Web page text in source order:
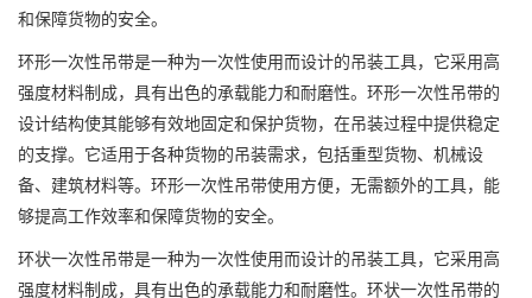
和保障货物的安全。
环形一次性吊带是一种为一次性使用而设计的吊装工具，它采用高
强度材料制成，具有出色的承载能力和耐磨性。环形一次性吊带的
设计结构使其能够有效地固定和保护货物，在吊装过程中提供稳定
的支撑。它适用于各种货物的吊装需求，包括重型货物、机械设
备、建筑材料等。环形一次性吊带使用方便，无需额外的工具，能
够提高工作效率和保障货物的安全。
环状一次性吊带是一种为一次性使用而设计的吊装工具，它采用高
强度材料制成，具有出色的承载能力和耐磨性。环状一次性吊带的